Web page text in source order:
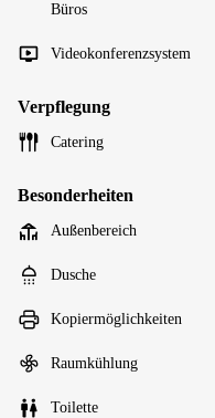
Büros
Videokonferenzsystem
Verpflegung
Catering
Besonderheiten
Außenbereich
Dusche
Kopiermöglichkeiten
Raumkühlung
Toilette